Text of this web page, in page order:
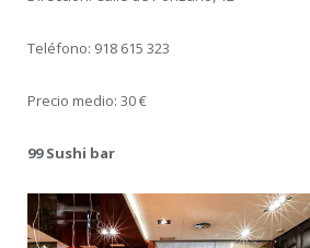
Teléfono: 918 615 323
Precio medio: 30 €
99 Sushi bar